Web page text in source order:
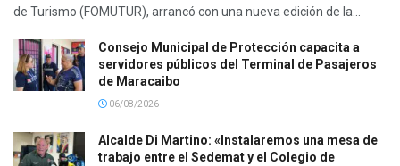
de Turismo (FOMUTUR), arrancó con una nueva edición de la...
Consejo Municipal de Protección capacita a
servidores públicos del Terminal de Pasajeros
de Maracaibo
06/08/2026
Alcalde Di Martino: «Instalaremos una mesa de
trabajo entre el Sedemat y el Colegio de